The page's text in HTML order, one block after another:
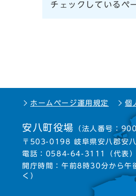
チェックしているペ
ホームページ運用規定 個
安八町役場 （法人番号：
〒503-0198 岐阜県安八郡安
電話： 0584-64-3111 （代表
開庁時間：午前8時30分から午
く）